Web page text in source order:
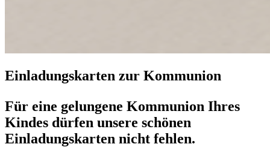
Einladungskarten zur Kommunion
Für eine gelungene Kommunion Ihres
Kindes dürfen unsere schönen
Einladungskarten nicht fehlen.